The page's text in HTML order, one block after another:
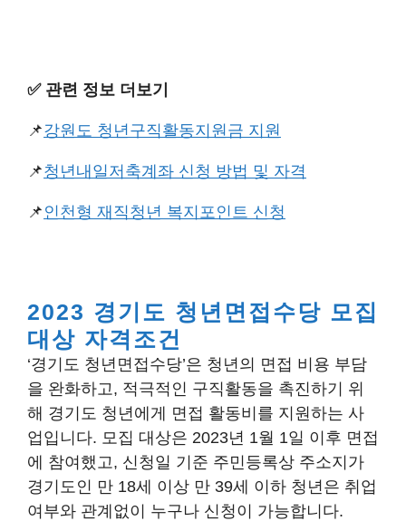
✅️ 관련 정보 더보기
📌강원도 청년구직활동지원금 지원
📌청년내일저축계좌 신청 방법 및 자격
📌 인천형 재직청년 복지포인트 신청
2023 경기도 청년면접수당 모집
대상 자격조건
‘경기도 청년면접수당’은 청년의 면접 비용 부담
을 완화하고, 적극적인 구직활동을 촉진하기 위
해 경기도 청년에게 면접 활동비를 지원하는 사
업입니다. 모집 대상은 2023년 1월 1일 이후 면접
에 참여했고, 신청일 기준 주민등록상 주소지가
경기도인 만 18세 이상 만 39세 이하 청년은 취업
여부와 관계없이 누구나 신청이 가능합니다.